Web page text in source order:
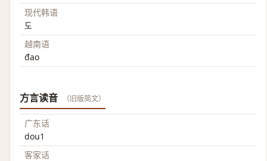
现代韩语
도
越南语
đao
方言读音 （旧版简文）
广东话
dou1
客家话